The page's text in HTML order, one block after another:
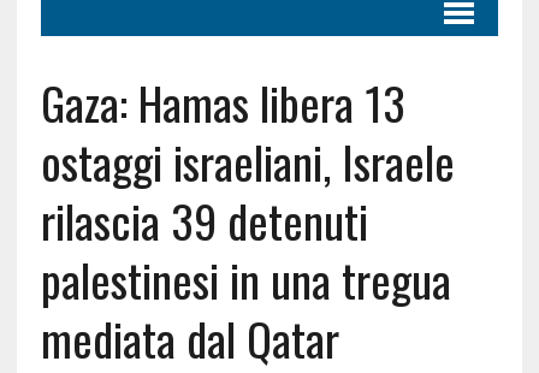
Gaza: Hamas libera 13
ostaggi israeliani, Israele
rilascia 39 detenuti
palestinesi in una tregua
mediata dal Qatar